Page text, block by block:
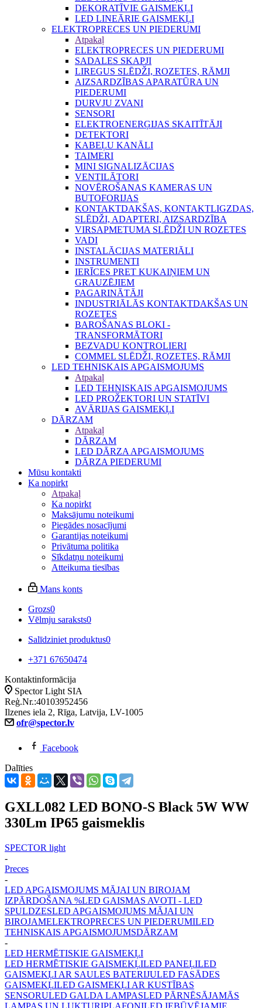
DEKORATĪVIE GAISMEKĻI
LED LINEĀRIE GAISMEKĻI
ELEKTROPRECES UN PIEDERUMI
Atpakaļ
ELEKTROPRECES UN PIEDERUMI
SADALES SKAPJI
LIREGUS SLĒDŽI, ROZETES, RĀMJI
AIZSARDZĪBAS APARATŪRA UN
PIEDERUMI
DURVJU ZVANI
SENSORI
ELEKTROENERĢIJAS SKAITĪTĀJI
DETEKTORI
KABEĻU KANĀLI
TAIMERI
MINI SIGNALIZĀCIJAS
VENTILĀTORI
NOVĒROŠANAS KAMERAS UN
BUTOFORIJAS
KONTAKTDAKŠAS, KONTAKTLIGZDAS,
SLĒDŽI, ADAPTERI, AIZSARDZĪBA
VIRSAPMETUMA SLĒDŽI UN ROZETES
VADI
INSTALĀCIJAS MATERIĀLI
INSTRUMENTI
IERĪCES PRET KUKAIŅIEM UN
GRAUZĒJIEM
PAGARINĀTĀJI
INDUSTRIĀLĀS KONTAKTDAKŠAS UN
ROZETES
BAROŠANAS BLOKI -
TRANSFORMĀTORI
BEZVADU KONTROLIERI
COMMEL SLĒDŽI, ROZETES, RĀMJI
LED TEHNISKAIS APGAISMOJUMS
Atpakaļ
LED TEHNISKAIS APGAISMOJUMS
LED PROŽEKTORI UN STATĪVI
AVĀRIJAS GAISMEKĻI
DĀRZAM
Atpakaļ
DĀRZAM
LED DĀRZA APGAISMOJUMS
DĀRZA PIEDERUMI
Mūsu kontakti
Ka nopirkt
Atpakaļ
Ka nopirkt
Maksājumu noteikumi
Piegādes nosacījumi
Garantijas noteikumi
Privātuma politika
Sīkdatņu noteikumi
Atteikuma tiesības
Mans konts
Grozs0
Vēlmju saraksts0
Salīdziniet produktus0
+371 67650474
Kontaktinformācija
Spector Light SIA
Reģ.Nr.:40103952456
Ilzenes iela 2, Rīga, Latvija, LV-1005
ofr@spector.lv
Facebook
Dalīties
GXLL082 LED BONO-S Black 5W WW
330Lm IP65 gaismeklis
SPECTOR light
-
Preces
-
LED APGAISMOJUMS MĀJAI UN BIROJAM
IZPĀRDOŠANA %LED GAISMAS AVOTI - LED
SPULDZESLED APGAISMOJUMS MĀJAI UN
BIROJAMELEKTROPRECES UN PIEDERUMILED
TEHNISKAIS APGAISMOJUMSDĀRZAM
-
LED HERMĒTISKIE GAISMEKĻI
LED HERMĒTISKIE GAISMEKĻILED PANEĻILED
GAISMEKĻI AR SAULES BATERIJULED FASĀDES
GAISMEKĻILED GAISMEKĻI AR KUSTĪBAS
SENSORULED GALDA LAMPASLED PĀRNĒSĀJAMĀS
LAMPAS UN LUKTURIPLAFONILED IEBŪVĒJAMIE